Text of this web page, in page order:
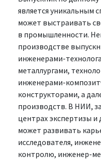
является уникальным
может выстраивать
в промышленности.
производстве
инженерами-
металлургами,
инженерами-
конструкторами, а
производств. В НИИ,
центрах экспертизы
может развивать
исследователя,
контролю, инженер-